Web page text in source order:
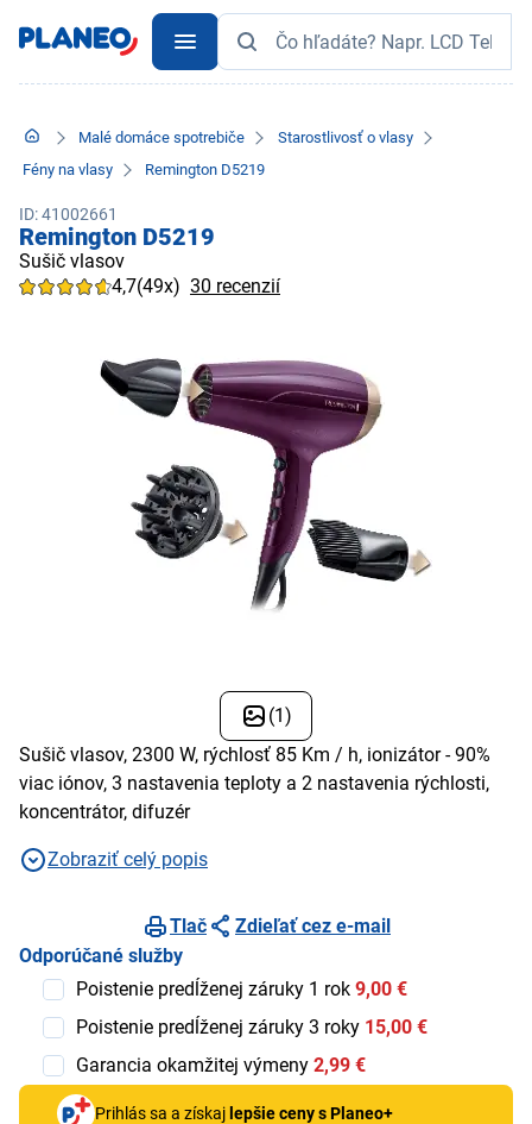
Malé domáce spotrebiče
Starostlivosť o vlasy
Fény na vlasy
Remington D5219
ID: 41002661
Remington D5219
Sušič vlasov
4,7(49x) 30 recenzií
(1)
Sušič vlasov, 2300 W, rýchlosť 85 Km / h, ionizátor - 90%
viac iónov, 3 nastavenia teploty a 2 nastavenia rýchlosti,
koncentrátor, difuzér
Zobraziť celý popis
Tlač
Zdieľať cez e-mail
Odporúčané služby
Poistenie predĺženej záruky 1 rok 9,00 €
Poistenie predĺženej záruky 3 roky 15,00 €
Garancia okamžitej výmeny 2,99 €
Prihlás sa a získaj lepšie ceny s Planeo+